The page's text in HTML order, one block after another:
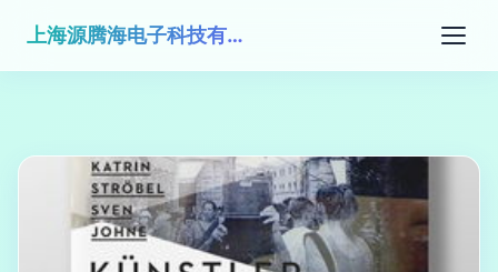
上海源腾海电子科技有限公司